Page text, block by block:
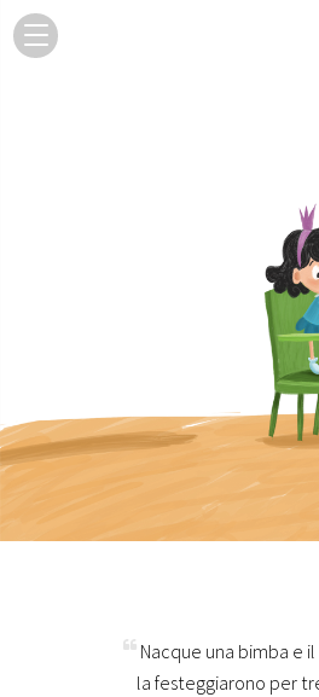
Nacque una bimba e il
la festeggiarono per